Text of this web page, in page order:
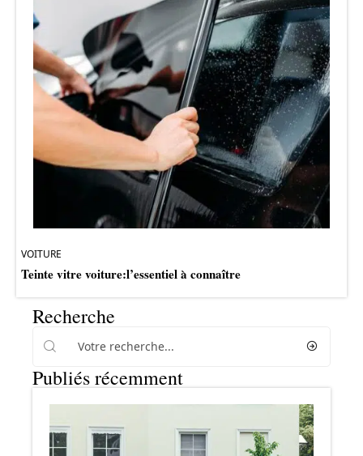
VOITURE
Teinte vitre voiture:l’essentiel à connaître
Recherche
Publiés récemment